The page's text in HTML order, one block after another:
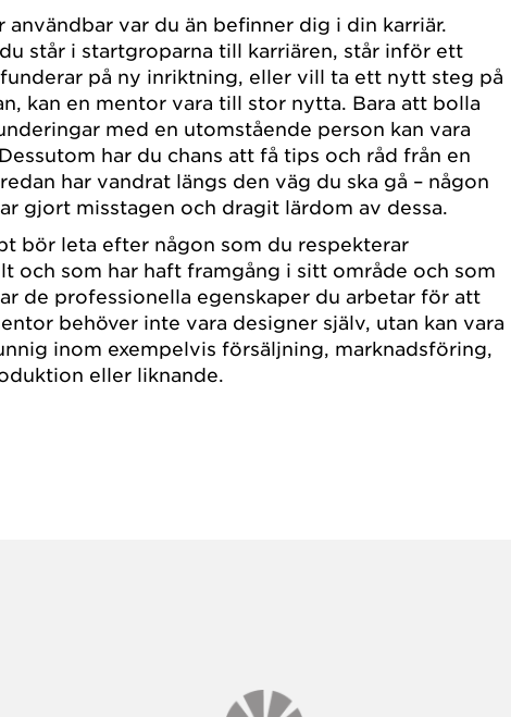
användbar var du än befinner dig i din karriär.
står i startgroparna till karriären, står inför ett
på ny inriktning, eller vill ta ett nytt steg på
kan en mentor vara till stor nytta. Bara att bolla
med en utomstående person kan vara
har du chans att få tips och råd från en
har vandrat längs den väg du ska gå – någon
gjort misstagen och dragit lärdom av dessa.
bör leta efter någon som du respekterar
och som har haft framgång i sitt område och som
de professionella egenskaper du arbetar för att
behöver inte vara designer själv, utan kan vara
inom exempelvis försäljning, marknadsföring,
eller liknande.